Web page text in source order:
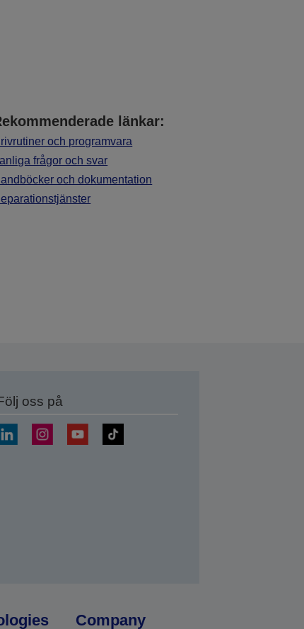
länkar:
och programvara
frågor och svar
och dokumentation
oss på
Company